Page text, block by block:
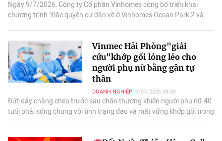
Ngày 9/7/2026, Công ty Cổ phần Vinhomes công bố triển khai
chương trình "Đặc quyền cư dân về ở Vinhomes Ocean Park 2 và
Vinmec Hải Phòng"giải
cứu"khớp gối lỏng lẻo cho
người phụ nữ bằng gân tự
thân
DOANH NGHIỆP10/07/2026 08:00
Đứt dây chằng chéo trước sau chấn thương khiến người phụ nữ 40
tuổi phải sống chung với tình trạng đau và mất vững khớp gối trong